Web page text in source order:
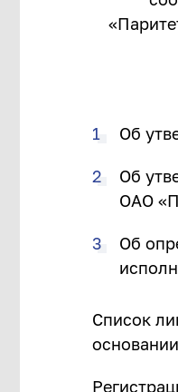
Об
Об
ОАО
Об
Список